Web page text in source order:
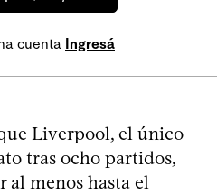
cuenta Ingresá
Liverpool, el único
tras ocho partidos,
al menos hasta el